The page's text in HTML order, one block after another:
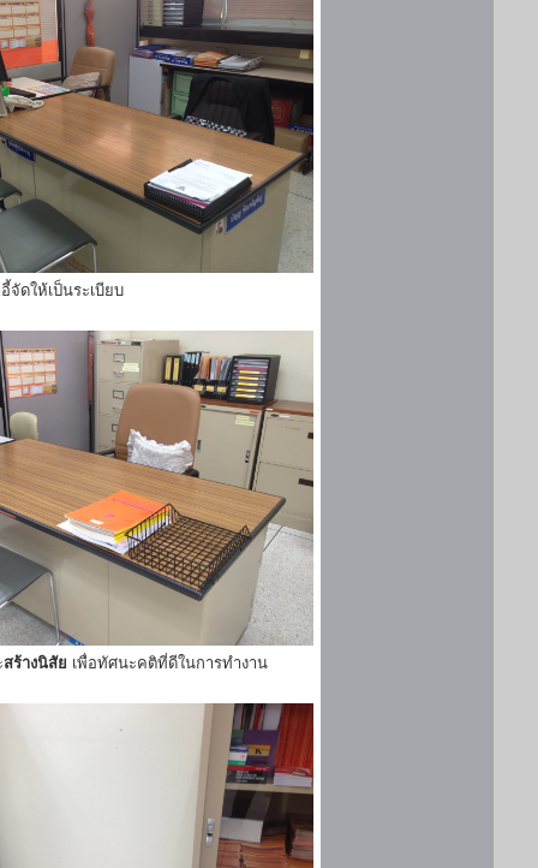
จัดให้เป็นระเบียบ
สร้างนิสัย เพื่อทัศนะคติที่ดีในการทำงาน